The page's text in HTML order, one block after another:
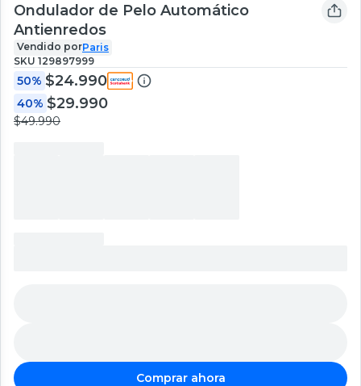
Ondulador de Pelo Automático
Antienredos
Vendido porParis
SKU 129897999
50% $24.990
40% $29.990
$49.990
Comprar ahora